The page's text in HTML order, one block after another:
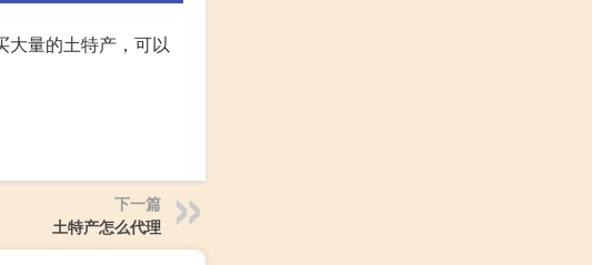
大量的土特产，可以
下一篇
土特产怎么代理